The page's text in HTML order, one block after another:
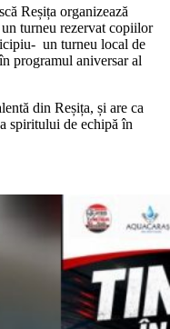
Reșița organizează
turneu rezervat copiilor
un turneu local de
programul aniversar al
din Reșița, și are ca
spiritului de echipă în